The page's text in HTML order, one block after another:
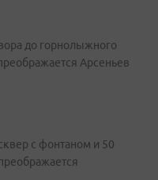
до горнолыжного
Арсеньев
с фонтаном и 50